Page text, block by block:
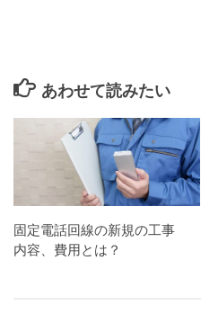
あわせて読みたい
固定電話回線の新規の工事
内容、費用とは？